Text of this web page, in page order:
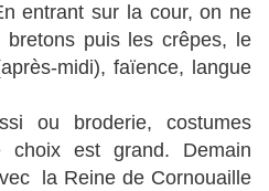
entrant sur la cour, on ne
puis les crêpes, le
midi), faïence, langue
ou broderie, costumes
choix est grand. Demain
la Reine de Cornouaille